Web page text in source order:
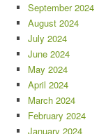
September 2024
August 2024
July 2024
June 2024
May 2024
April 2024
March 2024
February 2024
January 2024